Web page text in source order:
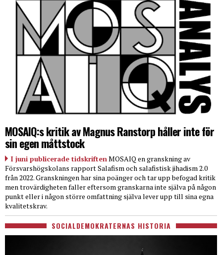
MOSAIQ:s kritik av Magnus Ranstorp håller inte för
sin egen måttstock
I juni publicerade tidskriften MOSAIQ en granskning av
Försvarshögskolans rapport Salafism och salafistisk jihadism 2.0
från 2022. Granskningen har sina poänger och tar upp befogad kritik
men trovärdigheten faller eftersom granskarna inte själva på någon
punkt eller i någon större omfattning själva lever upp till sina egna
kvalitetskrav.
SOCIALDEMOKRATERNAS HISTORIA